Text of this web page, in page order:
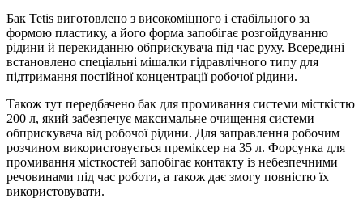
Бак Tetis виготовлено з високоміцного і стабільного за
формою пластику, а його форма запобігає розгойдуванню
рідини й перекиданню обприскувача під час руху. Всередині
встановлено спеціальні мішалки гідравлічного типу для
підтримання постійної концентрації робочої рідини.
Також тут передбачено бак для промивання системи місткістю
200 л, який забезпечує максимальне очищення системи
обприскувача від робочої рідини. Для заправлення робочим
розчином використовується преміксер на 35 л. Форсунка для
промивання місткостей запобігає контакту із небезпечними
речовинами під час роботи, а також дає змогу повністю їх
використовувати.